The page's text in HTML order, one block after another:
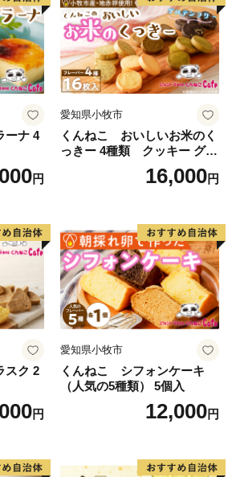
ーナ 4
円
愛知県小牧市
くんねこ おいしいお米のく
っきー 4種類 クッキー グル
16,000円
スク 2
円
愛知県小牧市
くんねこ シフォンケーキ
（人気の5種類） 5個入
12,000円